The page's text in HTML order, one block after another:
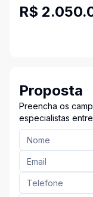
R$
Proposta
Preencha os
especialistas